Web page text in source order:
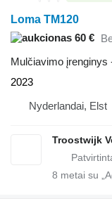
Loma TM120
60 €
Mulčiavimo
2023
Nyderlandai, Elst
Troostwijk
8 metai su